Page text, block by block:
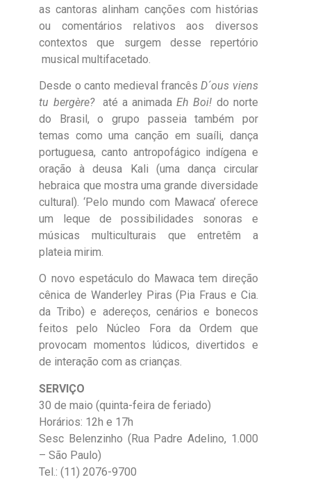
as cantoras alinham canções com histórias
ou comentários relativos aos diversos
contextos que surgem desse repertório
musical multifacetado.
Desde o canto medieval francêsD´ous viens
tu bergère?até a animadaEh Boi! do norte
do Brasil, o grupo passeia também por
temas como uma canção em suaíli, dança
portuguesa, canto antropofágico indígena e
oração à deusa Kali (uma dança circular
hebraica que mostra uma grande diversidade
cultural). ‘Pelo mundo com Mawaca’ oferece
um leque de possibilidades sonoras e
músicas multiculturais que entretêm a
plateia mirim.
O novo espetáculo do Mawaca tem direção
cênica de Wanderley Piras (Pia Fraus e Cia.
da Tribo) e adereços, cenários e bonecos
feitos pelo Núcleo Fora da Ordem que
provocam momentos lúdicos, divertidos e
de interação com as crianças.
SERVIÇO
30 de maio (quinta-feira de feriado)
Horários: 12h e 17h
Sesc Belenzinho (Rua Padre Adelino, 1.000
– São Paulo)
Tel.: (11) 2076-9700